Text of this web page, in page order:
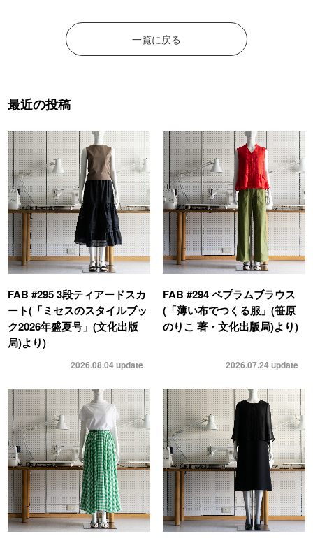
一覧に戻る
最近の投稿
FAB #295 3段ティアードスカ
ート(「ミセスのスタイルブッ
ク2026年盛夏号」(文化出版
局)より)
2026.08.04update
FAB #294 ペプラムブラウス
(「薄い布でつくる服」(笹原
のりこ 著・文化出版局)より)
2026.07.24update